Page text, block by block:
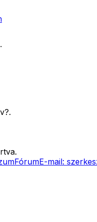
FórumE-mail: